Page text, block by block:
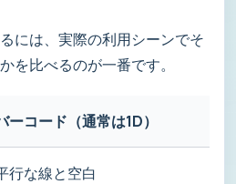
には、実際の利用シーンでそ
を比べるのが一番です。
ーコード（通常は1D）
行な線と空白